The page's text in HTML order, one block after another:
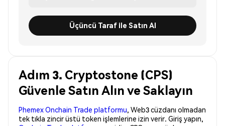
Üçüncü Taraf ile Satın Al
Adım 3. Cryptostone (CPS)
Güvenle Satın Alın ve Saklayın
Phemex Onchain Trade platformu, Web3 cüzdanı olmadan
tek tıkla zincir üstü token işlemlerine izin verir. Giriş yapın,